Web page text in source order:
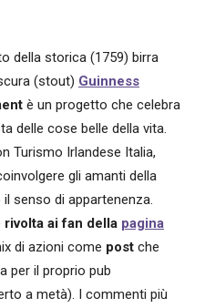
della storica (1759) birra
(stout) Guinness
è un progetto che celebra
delle cose belle della vita.
Turismo Irlandese Italia,
gli amanti della
senso di appartenenza.
rivolta ai fan della pagina
di azioni come post che
per il proprio pub
a metà). I commenti più